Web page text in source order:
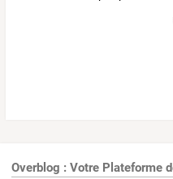
Overblog : Votre Plateforme